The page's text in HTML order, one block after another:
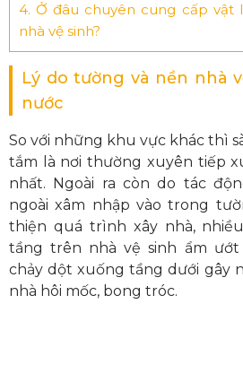
4. Ở đâu chuyên cung cấp vật
nhà vệ sinh?
Lý do tường và nền nhà
nước
So với những khu vực khác thì
tắm là nơi thường xuyên tiếp
nhất. Ngoài ra còn do tác
ngoài xâm nhập vào trong
thiện quá trình xây nhà,
tầng trên nhà vệ sinh ẩm
chảy dột xuống tầng dưới gây
nhà hôi mốc, bong tróc.